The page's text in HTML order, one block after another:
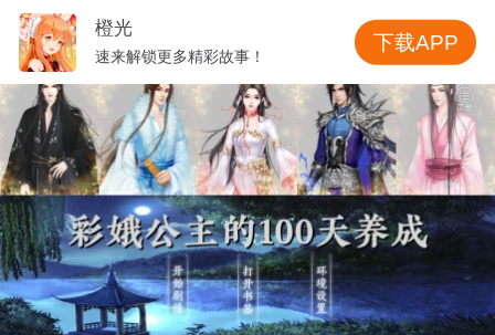
橙光
速来解锁更多精彩故事！
下载APP